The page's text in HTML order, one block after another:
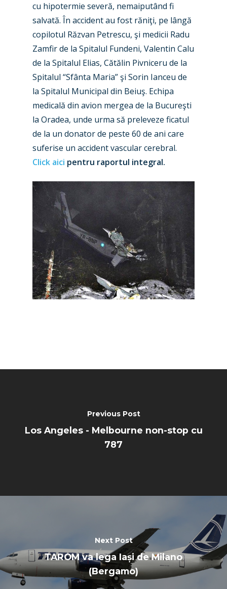
cu hipotermie severă, nemaiputând fi
salvată. În accident au fost răniţi, pe lângă
copilotul Răzvan Petrescu, şi medicii Radu
Zamfir de la Spitalul Fundeni, Valentin Calu
de la Spitalul Elias, Cătălin Pivniceru de la
Spitalul “Sfânta Maria” şi Sorin Ianceu de
la Spitalul Municipal din Beiuş. Echipa
medicală din avion mergea de la Bucureşti
la Oradea, unde urma să preleveze ficatul
de la un donator de peste 60 de ani care
suferise un accident vascular cerebral.
Click aici pentru raportul integral.
Previous Post
Los Angeles - Melbourne non-stop cu
787
Next Post
TAROM va lega Iași de Milano
(Bergamo)